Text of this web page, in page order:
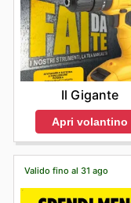
Il Gigante
Apri volantino
Valido fino al 31 ago